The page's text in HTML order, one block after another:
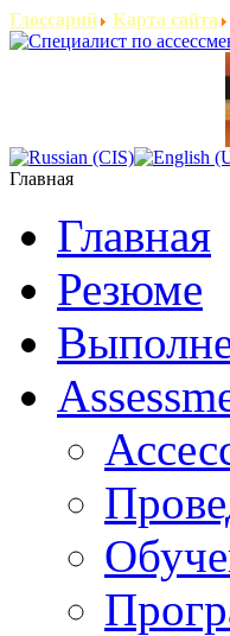
Глоссарий Карта сайта
Главная
Главная
Резюме